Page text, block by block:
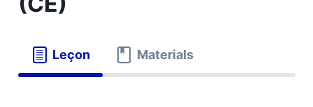
Leçon Materials